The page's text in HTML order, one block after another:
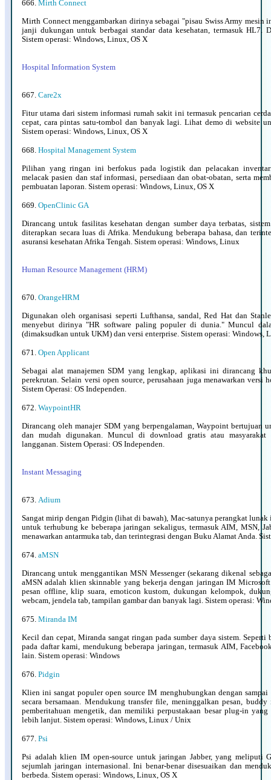
666. Mirth Connect
Mirth Connect menggambarkan dirinya sebagai "pisau Swiss Army mesin
janji dukungan untuk berbagai standar data kesehatan, termasuk HL7.
Sistem operasi: Windows, Linux, OS X
Hospital Information System
667. Care2x
Fitur utama dari sistem informasi rumah sakit ini termasuk pencarian
cepat, cara pintas satu-tombol dan banyak lagi. Lihat demo di website
Sistem operasi: Windows, Linux, OS X
668. Hospital Management System
Pilihan yang ringan ini berfokus pada logistik dan pelacakan
melacak pasien dan staf informasi, persediaan dan obat-obatan, serta
pembuatan laporan. Sistem operasi: Windows, Linux, OS X
669. OpenClinic GA
Dirancang untuk fasilitas kesehatan dengan sumber daya terbatas,
diterapkan secara luas di Afrika. Mendukung beberapa bahasa, dan
asuransi kesehatan Afrika Tengah. Sistem operasi: Windows, Linux
Human Resource Management (HRM)
670. OrangeHRM
Digunakan oleh organisasi seperti Lufthansa, sandal, Red Hat dan
menyebut dirinya "HR software paling populer di dunia." Muncul
(dimaksudkan untuk UKM) dan versi enterprise. Sistem operasi: Windows,
671. Open Applicant
Sebagai alat manajemen SDM yang lengkap, aplikasi ini dirancang
perekrutan. Selain versi open source, perusahaan juga menawarkan versi
Sistem Operasi: OS Independen.
672. WaypointHR
Dirancang oleh manajer SDM yang berpengalaman, Waypoint bertujuan
dan mudah digunakan. Muncul di download gratis atau masyarakat
langganan. Sistem Operasi: OS Independen.
Instant Messaging
673. Adium
Sangat mirip dengan Pidgin (lihat di bawah), Mac-satunya perangkat
untuk terhubung ke beberapa jaringan sekaligus, termasuk AIM, MSN,
menawarkan antarmuka tab, dan terintegrasi dengan Buku Alamat Anda.
674. aMSN
Dirancang untuk menggantikan MSN Messenger (sekarang dikenal
aMSN adalah klien skinnable yang bekerja dengan jaringan IM
pesan offline, klip suara, emoticon kustom, dukungan kelompok,
webcam, jendela tab, tampilan gambar dan banyak lagi. Sistem operasi:
675. Miranda IM
Kecil dan cepat, Miranda sangat ringan pada sumber daya sistem.
pada daftar kami, mendukung beberapa jaringan, termasuk AIM,
lain. Sistem operasi: Windows
676. Pidgin
Klien ini sangat populer open source IM menghubungkan dengan
secara bersamaan. Mendukung transfer file, meninggalkan pesan,
pemberitahuan mengetik, dan memiliki perpustakaan besar plug-in yang
lebih lanjut. Sistem operasi: Windows, Linux / Unix
677. Psi
Psi adalah klien IM open-source untuk jaringan Jabber, yang meliputi
sejumlah jaringan internasional. Ini benar-benar disesuaikan dan
berbeda. Sistem operasi: Windows, Linux, OS X